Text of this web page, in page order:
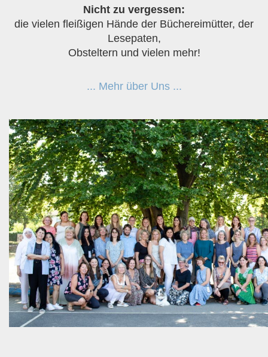
Nicht zu vergessen:
die vielen fleißigen Hände der Büchereimütter, der
Lesepaten,
Obsteltern und vielen mehr!
... Mehr über Uns ...